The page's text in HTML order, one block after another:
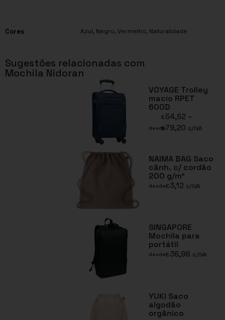
Cores Azul, Negro, Vermelho, Naturalidade
Sugestões relacionadas com
Mochila Nidoran
VOYAGE Trolley
macio RPET
600D
desde
€54,52 –
€79,20 s/IVA
NAIMA BAG Saco
cânh. c/ cordão
200 g/m²
desde€3,12 s/IVA
SINGAPORE
Mochila para
portátil
desde€36,98 s/IVA
YUKI Saco
algodão
orgânico